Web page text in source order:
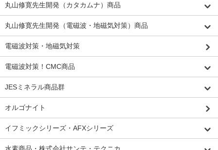
丸山修寛先生開発（カタカムナ）商品
丸山修寛先生開発（電磁波・地磁気対策）商品
電磁波対策・地磁気対策
電磁波対策！CMC商品
JESミネラル商品群
オルゴナイト
イフミックシリーズ・AFXシリーズ
水素商品・株式会社サンテ・テクニカ